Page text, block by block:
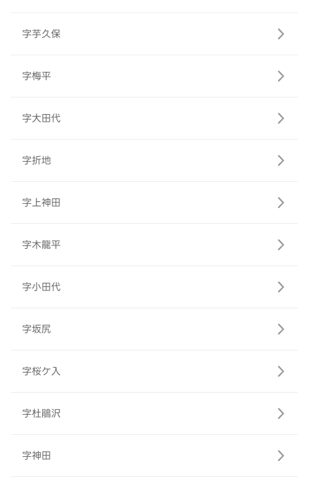
字芋久保
字梅平
字大田代
字折地
字上神田
字木龍平
字小田代
字坂尻
字桜ケ入
字杜鵑沢
字神田